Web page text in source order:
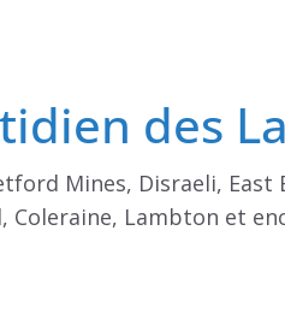
des
Mines, Disraeli, East
Coleraine, Lambton et